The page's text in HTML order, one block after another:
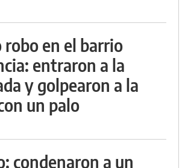
en el barrio
entraron a la
y golpearon a la
un palo
condenaron a un